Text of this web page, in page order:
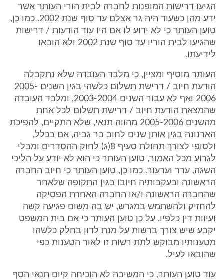
הגיעו דרישות המופנות לחברה לבית הורי העותר אשר
ידע מהן כשעוד היה גר אצלם עד סוף שנת 2002. כמו כן,
טוען העותר כי לא ידוע לו אם היו עוד הודעות / דרישות
שהגיעו לבית הוריו עד סוף שנת 2002 ולא הובאו
לידיעתו.
העותר מוסיף ומציין, כי מלבד העובדה שלא נתקבלה
הודעת חיוב / דרישת תשלום כלשהי בגין השנים 2005-
2006 ואף לא עבור השנים 2003-2004, ומלבד העובדה
שהמצאת הודעת חיוב / דרישת תשלום לכל אחת
מהשנים 2005-2006 מהווה תנאי, שלא התקיים, להפיכת
הארנונה בגין אותן שנים לחוב בר גביה, אם בכלל,
ולסופי לצורך תחולת סעיף 8(ג) לחוק ההסדרים ומבלי
לגרוע מכל האמור, טוען העותר כי הוא לא יודע על הליכי
השגה, ערר וערעור. כמו כן, טוען העותר כי חיוב החברה
הראשונה ובעקבותיה חיובו בגין התקופה שלאחר
שהחברה הראשונה ו/או החברה האחרת הפסיקה
להחזיק ולהשתמש במגרש, יש בה משום פגיעה קשה
ועיוות דין כלפיו. על כן טוען העותר כי אם בית המשפט
יקבע שיש צורך ברשות על מנת לדון בחלק כלשהו
מטענותיו מבוקש לתת רשות זו לאור הטענות כפי
שהובאו לעיל.
עוד טוען העותר, כי המשיבה לא הוכיחה קיום תנאי הסף